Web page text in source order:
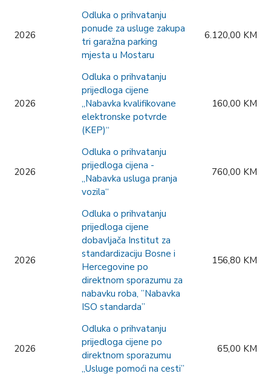
2026
Odluka o prihvatanju
ponude za usluge zakupa
tri garažna parking
mjesta u Mostaru
6.120,00 KM
2026
Odluka o prihvatanju
prijedloga cijene
„Nabavka kvalifikovane
elektronske potvrde
(KEP)“
160,00 KM
2026
Odluka o prihvatanju
prijedloga cijena -
„Nabavka usluga pranja
vozila“
760,00 KM
2026
Odluka o prihvatanju
prijedloga cijene
dobavljača Institut za
standardizaciju Bosne i
Hercegovine po
direktnom sporazumu za
nabavku roba, ”Nabavka
ISO standarda”
156,80 KM
2026
Odluka o prihvatanju
prijedloga cijene po
direktnom sporazumu
„Usluge pomoći na cesti”
65,00 KM